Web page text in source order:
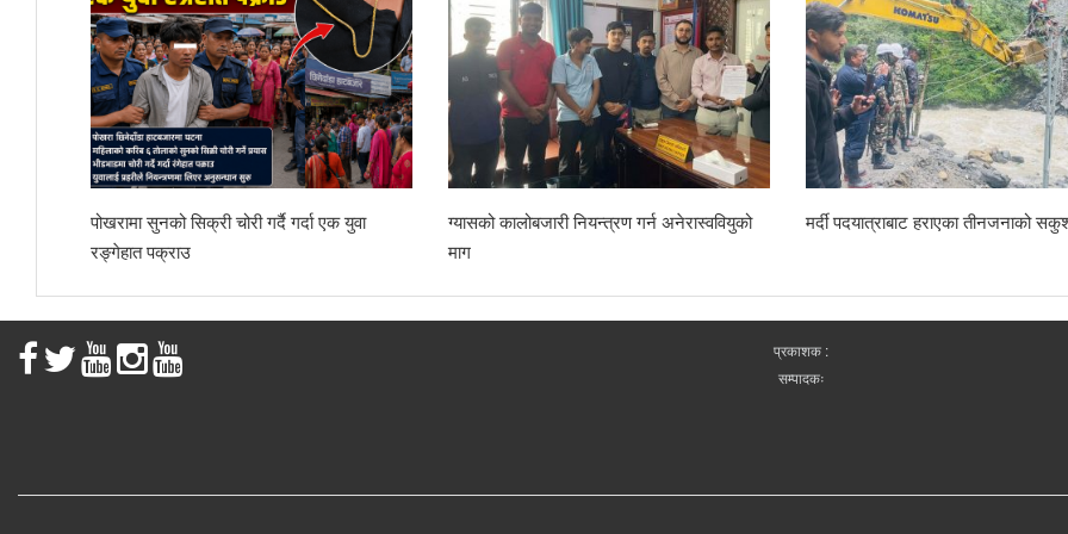
पोखरामा सुनको सिक्री चोरी गर्दै गर्दा एक युवा
रङ्गेहात पक्राउ
ग्यासको कालोबजारी नियन्त्रण गर्न अनेरास्ववियुको
माग
मर्दी पदयात्राबाट हराएका तीनजनाको
प्रकाशक :
सम्पादकः